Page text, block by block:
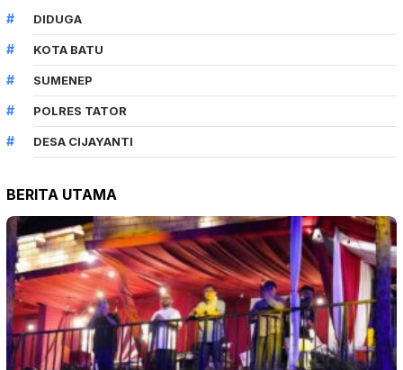
DIDUGA
KOTA BATU
SUMENEP
POLRES TATOR
DESA CIJAYANTI
BERITA UTAMA